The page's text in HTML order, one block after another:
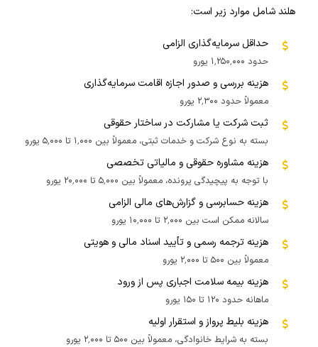
هلند شامل موارد زیر است:
حداقل سرمایه‌گذاری الزامی
حدود ۱٬۲۵۰٬۰۰۰ یورو
هزینه بررسی و صدور اجازه اقامت سرمایه‌گذاری
معمولاً حدود ۲٬۳۰۰ یورو
ثبت شرکت یا مشارکت در ساختار حقوقی
بسته به نوع شرکت و خدمات ثبتی، معمولاً بین ۱٬۰۰۰ تا ۵٬۰۰۰ یورو
هزینه مشاوره حقوقی و مالیاتی تخصصی
با توجه به پیچیدگی پرونده، معمولاً بین ۵٬۰۰۰ تا ۲۰٬۰۰۰ یورو
هزینه حسابرسی و گزارش‌های مالی الزامی
سالانه ممکن است بین ۲٬۰۰۰ تا ۱۰٬۰۰۰ یورو
هزینه ترجمه رسمی و تأیید اسناد مالی و هویتی
معمولاً بین ۵۰۰ تا ۲٬۰۰۰ یورو
هزینه بیمه سلامت اجباری پس از ورود
ماهانه حدود ۱۲۰ تا ۱۵۰ یورو
هزینه بلیط پرواز و استقرار اولیه
بسته به شرایط خانوادگی، معمولاً بین ۵۰۰ تا ۲٬۰۰۰ یورو